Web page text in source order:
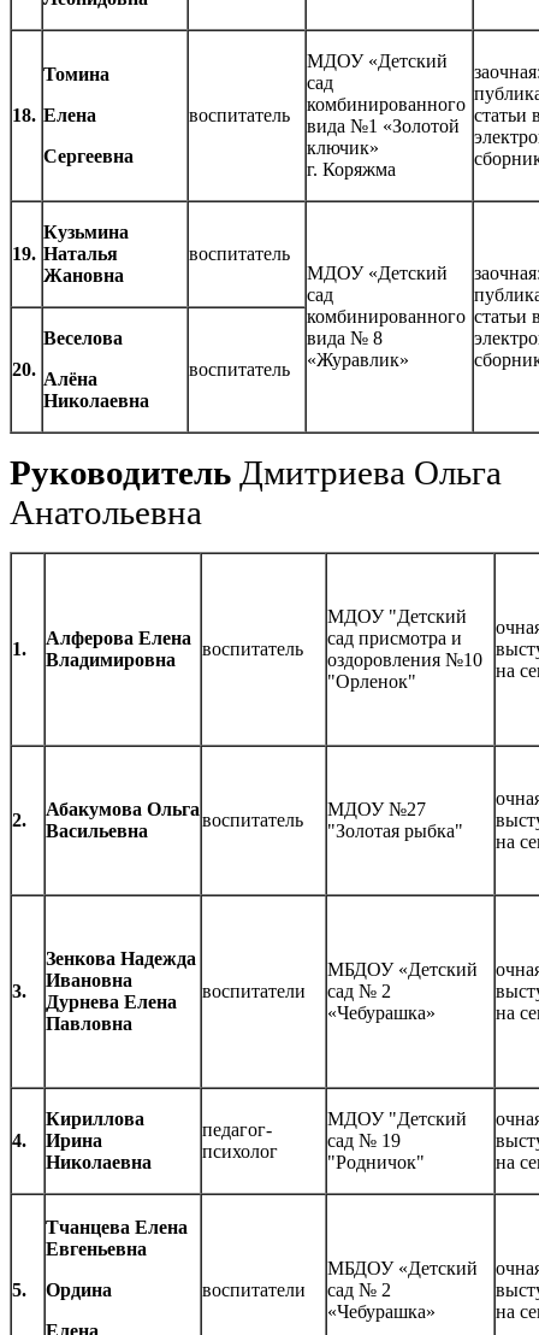
18.
Томина
Елена
Сергеевна
воспитатель
МДОУ «Детский
сад
комбинированного
вида №1 «Золотой
ключик»
г. Коряжма
статьи
19.
Кузьмина
Наталья
Жановна
воспитатель
МДОУ «Детский
сад
комбинированного
вида № 8
«Журавлик»
статьи
20.
Веселова
Алёна
Николаевна
воспитатель
Руководитель Дмитриева Ольга
Анатольевна
1.
Алферова Елена
Владимировна
воспитатель
МДОУ "Детский
сад присмотра и
оздоровления №10
"Орленок"
на
2.
Абакумова Ольга
Васильевна
воспитатель
МДОУ №27
"Золотая рыбка"
на
3.
Зенкова Надежда
Ивановна
Дурнева Елена
Павловна
воспитатели
МБДОУ «Детский
сад № 2
«Чебурашка»
на
4.
Кириллова
Ирина
Николаевна
педагог-
психолог
МДОУ "Детский
сад № 19
"Родничок"
на
5.
Тчанцева Елена
Евгеньевна
Ордина
Елена
воспитатели
МБДОУ «Детский
сад № 2
«Чебурашка»
на